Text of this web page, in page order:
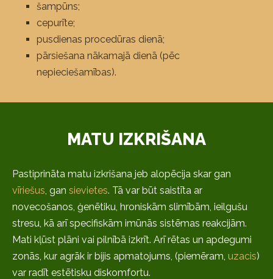
šampūns;
cepurīte;
pusdienas procedūras dienā;
pārsiešana nākamajā dienā (pēc
nepieciešamības).
MATU IZKRIŠANA
Pastiprināta matu izkrišana jeb alopēcija skar gan
vīriešus , gan sievietes. Tā var būt saistīta ar
novecošanos, ģenētiku, hroniskām slimībām, ieilgušu
stresu, kā arī specifiskām imūnās sistēmas reakcijām.
Mati kļūst plāni vai pilnībā izkrīt. Arī rētas un apdegumi
zonās, kur agrāk ir bijis apmatojums, (piemēram, uzacis)
var radīt estētisku diskomfortu.